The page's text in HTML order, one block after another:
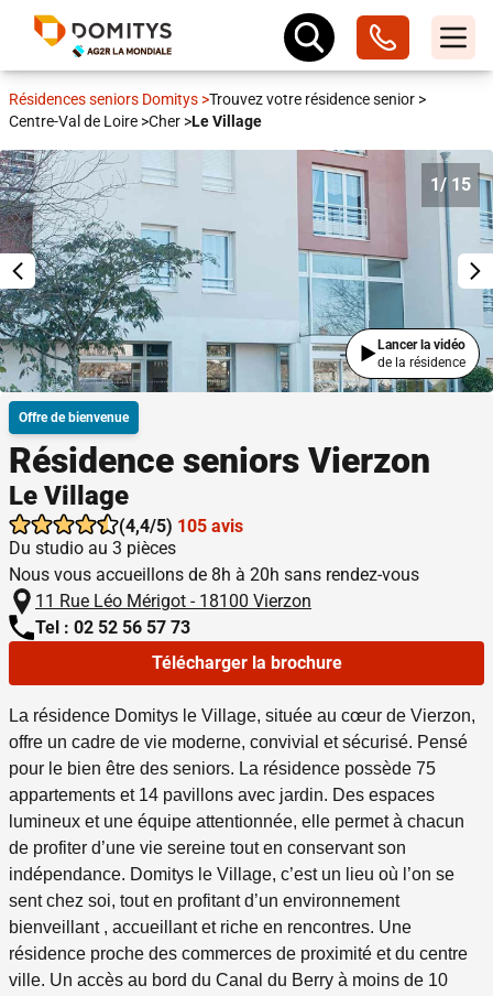
Résidences seniors Domitys >Trouvez votre résidence senior >
Centre-Val de Loire >Cher >Le Village
1/ 15
Lancer la vidéo
de la résidence
Offre de bienvenue
Résidence seniors Vierzon
Le Village
(4,4/5) 105 avis
Du studio au 3 pièces
Nous vous accueillons de 8h à 20h sans rendez-vous
11 Rue Léo Mérigot - 18100 Vierzon
Tel : 02 52 56 57 73
Télécharger la brochure
La résidence Domitys le Village, située au cœur de Vierzon,
offre un cadre de vie moderne, convivial et sécurisé. Pensé
pour le bien être des seniors. La résidence possède 75
appartements et 14 pavillons avec jardin. Des espaces
lumineux et une équipe attentionnée, elle permet à chacun
de profiter d’une vie sereine tout en conservant son
indépendance. Domitys le Village, c’est un lieu où l’on se
sent chez soi, tout en profitant d’un environnement
bienveillant , accueillant et riche en rencontres. Une
résidence proche des commerces de proximité et du centre
ville. Un accès au bord du Canal du Berry à moins de 10